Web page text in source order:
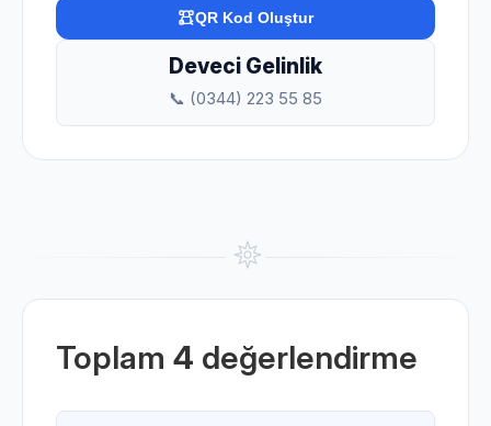
QR Kod Oluştur
Deveci Gelinlik
📞 (0344) 223 55 85
Toplam 4 değerlendirme